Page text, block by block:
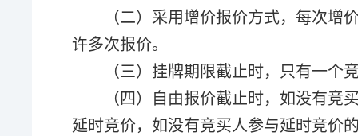
（二）采用增价报价方式，每次增
许多次报价。
（三）挂牌期限截止时，只有一个
（四）自由报价截止时，如没有
延时竞价，如没有竞买人参与延时竞价